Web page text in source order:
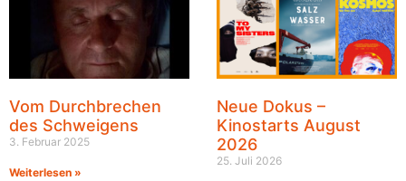
Vom Durchbrechen
des Schweigens
3. Februar 2025
Weiterlesen »
Neue Dokus –
Kinostarts August
2026
25. Juli 2026